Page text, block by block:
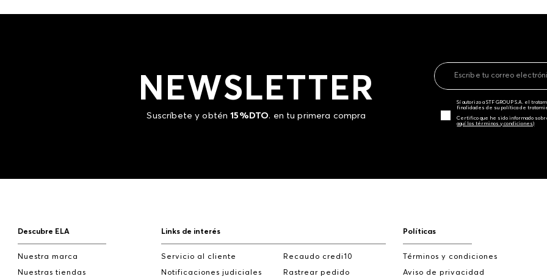
NEWSLETTER
Suscríbete y obtén15%DTO. en tu primera compra
Sí autorizo a STF GROUP S.A. el
finalidades de su política de
Certifico que he sido informado
aquí los términos y condiciones)
Descubre ELA
Nuestra marca
Nuestras tiendas
Links de interés
Servicio al cliente
Notificaciones judiciales
Recaudo credi10
Rastrear pedido
Políticas
Términos y condiciones
Aviso de privacidad